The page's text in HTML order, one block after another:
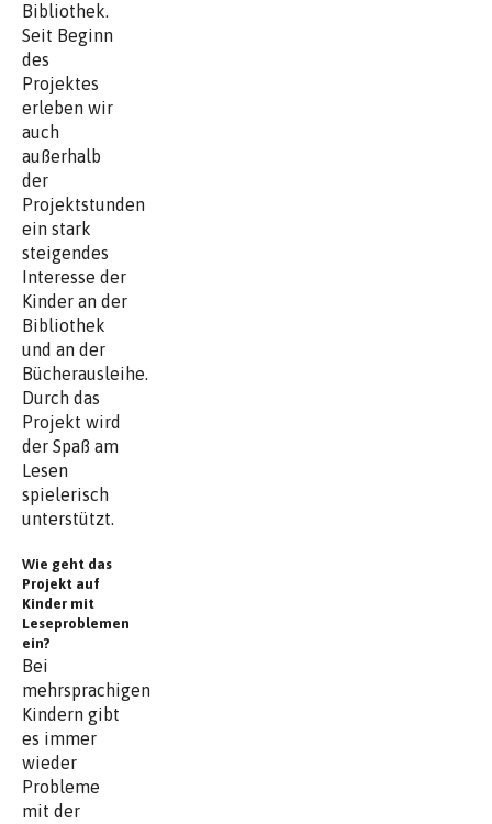
Bibliothek.
Seit Beginn
des
Projektes
erleben wir
auch
außerhalb
der
Projektstunden
ein stark
steigendes
Interesse der
Kinder an der
Bibliothek
und an der
Bücherausleihe.
Durch das
Projekt wird
der Spaß am
Lesen
spielerisch
unterstützt.
Wie geht das
Projekt auf
Kinder mit
Leseproblemen
ein?
Bei
mehrsprachigen
Kindern gibt
es immer
wieder
Probleme
mit der